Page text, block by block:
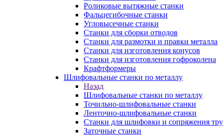
Роликовые вытяжные станки
Фальцегибочные станки
Угловысечные станки
Станки для сборки отводов
Станки для размотки и правки металла
Станки для изготовления конусов
Станки для изготовления гофроколена
Крафтформеры
Шлифовальные станки по металлу
Назад
Шлифовальные станки по металлу
Точильно-шлифовальные станки
Ленточно-шлифовальные станки
Станки для шлифовки и сопряжения
Заточные станки